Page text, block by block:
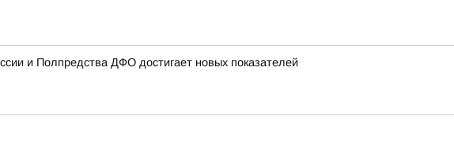
и Полпредства ДФО достигает новых показателей